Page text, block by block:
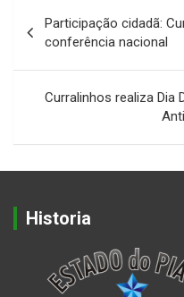
de
Post
Participação cidadã:
conferência nacional
Curralinhos realiza Dia
Historia